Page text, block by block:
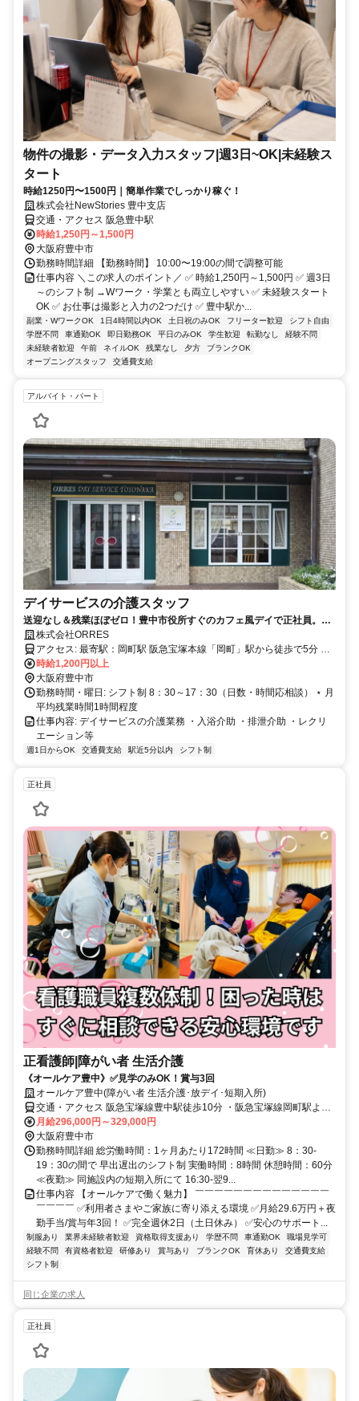
物件の撮影・データ入力スタッフ|週3日~OK|未経験ス
タート
時給1250円〜1500円｜簡単作業でしっかり稼ぐ！
株式会社NewStories 豊中支店
交通・アクセス 阪急豊中駅
時給1,250円～1,500円
大阪府豊中市
勤務時間詳細 【勤務時間】 10:00〜19:00の間で調整可能
仕事内容 ＼この求人のポイント／ ✅ 時給1,250円～1,500円 ✅ 週3日
～のシフト制 →Wワーク・学業とも両立しやすい ✅ 未経験スタート
OK ✅ お仕事は撮影と入力の2つだけ ✅ 豊中駅か...
副業・WワークOK 1日4時間以内OK 土日祝のみOK フリーター歓迎
シフト自由
学歴不問
車通勤OK 即日勤務OK 平日のみOK 学生歓迎 転勤なし
経験不問
未経験者歓迎
午前 ネイルOK 残業なし 夕方
ブランクOK
オープニングスタッフ
交通費支給
アルバイト・パート
デイサービスの介護スタッフ
送迎なし＆残業ほぼゼロ！豊中市役所すぐのカフェ風デイで正社員。日
曜休み・17時半定時で自分の時間も大切にしながら「和顔愛語」のゆと
りあるケアを。
株式会社ORRES
アクセス: 最寄駅：岡町駅 阪急宝塚本線「岡町」駅から徒歩で5分 阪
急宝塚本線「豊中」駅から徒歩で15分 阪急宝塚本線「曽根」駅から
徒歩で16分 ⋆交通費実費支給（月額上限20,000円まで）
時給1,200円以上
大阪府豊中市
勤務時間・曜日: シフト制 8：30～17：30（日数・時間応相談） ⋆ 月
平均残業時間1時間程度
仕事内容: デイサービスの介護業務 ・入浴介助 ・排泄介助 ・レクリ
エーション等
週1日からOK 交通費支給 駅近5分以内 シフト制
正社員
正看護師|障がい者 生活介護
《オールケア豊中》✅見学のみOK！賞与3回
オールケア豊中(障がい者 生活介護･放デイ･短期入所)
交通・アクセス 阪急宝塚線豊中駅徒歩10分 ・阪急宝塚線岡町駅より
徒歩10分
月給296,000円～329,000円
大阪府豊中市
勤務時間詳細 総労働時間：1ヶ月あたり172時間 ≪日勤≫ 8：30-
19：30の間で 早出遅出のシフト制 実働時間：8時間 休憩時間：60分
≪夜勤≫ 同施設内の短期入所にて 16:30-翌9...
仕事内容 【オールケアで働く魅力】 ￣￣￣￣￣￣￣￣￣￣￣￣￣￣
￣￣￣￣ ✅利用者さまやご家族に寄り添える環境 ✅月給29.6万円＋夜
勤手当/賞与年3回！ ✅完全週休2日（土日休み） ✅安心のサポート...
制服あり 業界未経験者歓迎 資格取得支援あり 学歴不問 車通勤OK
職場見学可
経験不問
有資格者歓迎 研修あり 賞与あり ブランクOK 育休あり
交通費支給
シフト制
同じ企業の求人
正社員